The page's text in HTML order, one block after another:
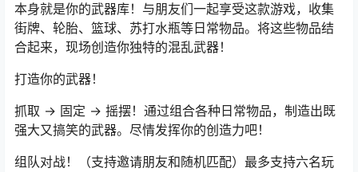
本身就是你的武器库！与朋友们一起享受这款游戏，收集
街牌、轮胎、篮球、苏打水瓶等日常物品。将这些物品结
合起来，现场创造你独特的混乱武器！
打造你的武器！
抓取 → 固定 → 摇摆！通过组合各种日常物品，制造出既
强大又搞笑的武器。尽情发挥你的创造力吧！
组队对战！（支持邀请朋友和随机匹配）最多支持六名玩